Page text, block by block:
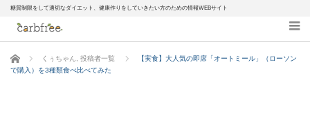
糖質制限をして適切なダイエット、健康作りをしていきたい方のための情報WEBサイト
ホーム くぅちゃん 投稿者一覧
【実食】大人気の即席「オートミール」（ローソン
で購入）を3種類食べ比べてみた